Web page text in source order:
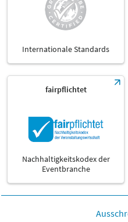
Internationale Standards
fairpflichtet
Nachhaltigkeitskodex der
Eventbranche